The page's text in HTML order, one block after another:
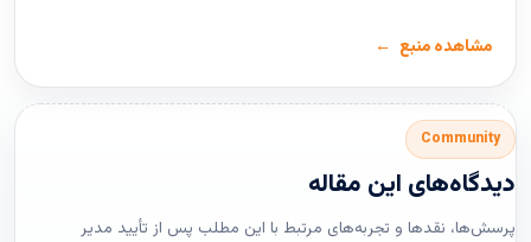
مشاهده منبع
Community
دیدگاه‌های این مقاله
پرسش‌ها، نقدها و تجربه‌های مرتبط با این مطلب پس از تأیید مدیر